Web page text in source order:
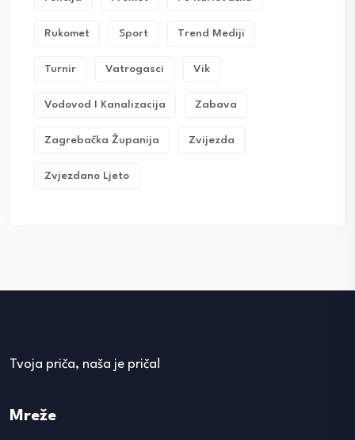
Rukomet Sport Trend Mediji
Turnir Vatrogasci Vik
Vodovod I Kanalizacija Zabava
Zagrebačka Županija Zvijezda
Zvjezdano Ljeto
Tvoja priča, naša je priča!
Mreže